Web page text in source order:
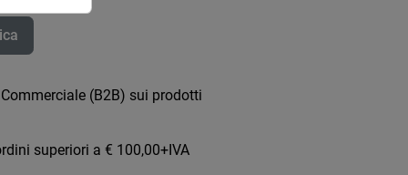
(B2B) sui prodotti
superiori a € 100,00+IVA